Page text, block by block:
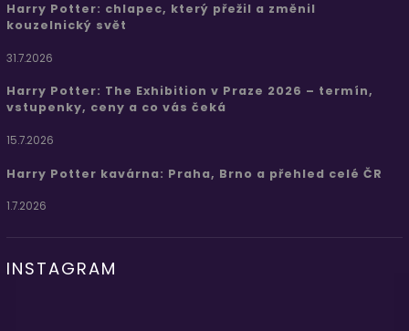
Harry Potter: chlapec, který přežil a změnil
kouzelnický svět
31.7.2026
Harry Potter: The Exhibition v Praze 2026 – termín,
vstupenky, ceny a co vás čeká
15.7.2026
Harry Potter kavárna: Praha, Brno a přehled celé ČR
1.7.2026
INSTAGRAM